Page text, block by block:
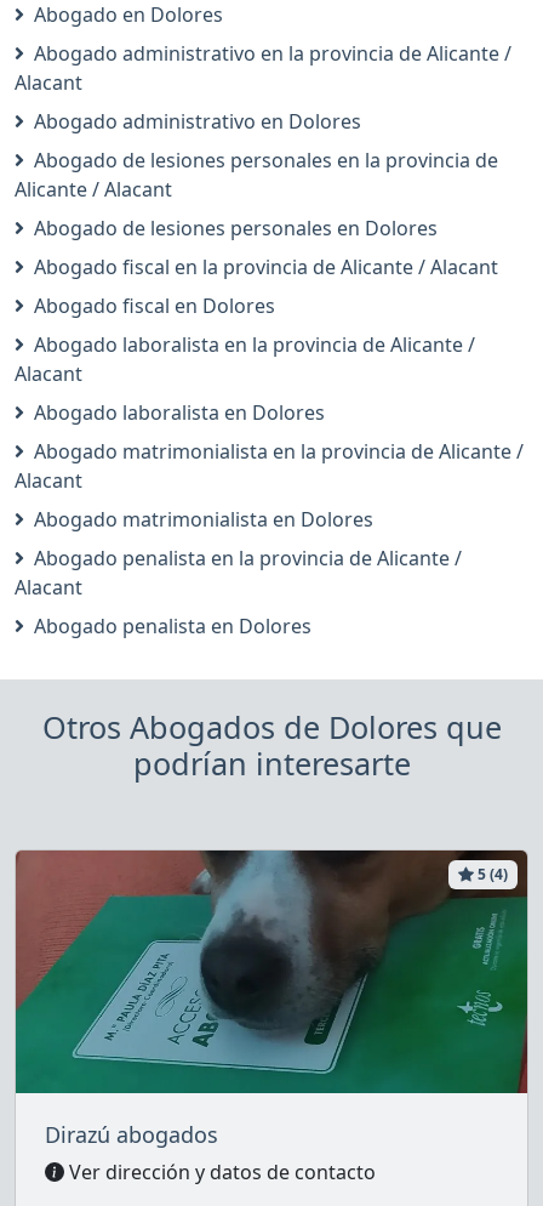
Abogado en Dolores
Abogado administrativo en la provincia de Alicante /
Alacant
Abogado administrativo en Dolores
Abogado de lesiones personales en la provincia de
Alicante / Alacant
Abogado de lesiones personales en Dolores
Abogado fiscal en la provincia de Alicante / Alacant
Abogado fiscal en Dolores
Abogado laboralista en la provincia de Alicante /
Alacant
Abogado laboralista en Dolores
Abogado matrimonialista en la provincia de Alicante /
Alacant
Abogado matrimonialista en Dolores
Abogado penalista en la provincia de Alicante /
Alacant
Abogado penalista en Dolores
Otros Abogados de Dolores que
podrían interesarte
5 (4)
Dirazú abogados
Ver dirección y datos de contacto